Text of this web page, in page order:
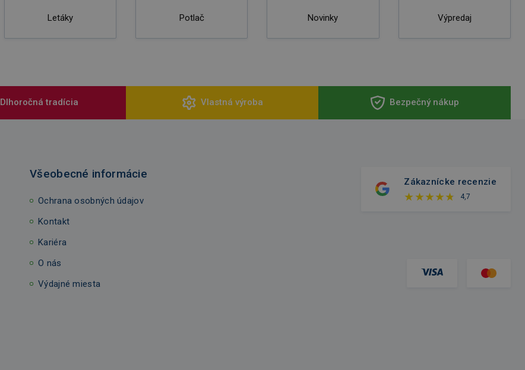
Letáky Potlač Novinky Výpredaj
Dlhoročná tradícia Vlastná výroba Bezpečný nákup
Všeobecné informácie
Ochrana osobných údajov
Kontakt
Kariéra
O nás
Výdajné miesta
Zákaznícke recenzie
4,7